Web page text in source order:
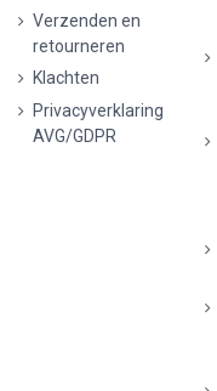
Verzenden en
retourneren
Klachten
Privacyverklaring
AVG/GDPR